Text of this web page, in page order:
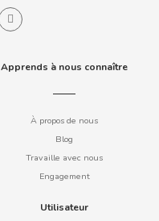
Apprends à nous connaître
À propos de nous
Blog
Travaille avec nous
Engagement
Utilisateur